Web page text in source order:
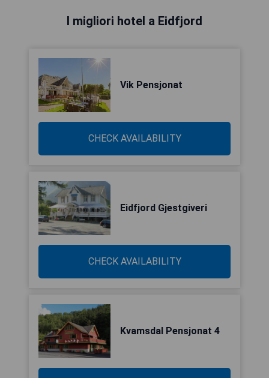
I migliori hotel a Eidfjord
Vik Pensjonat
CHECK AVAILABILITY
Eidfjord Gjestgiveri
CHECK AVAILABILITY
Kvamsdal Pensjonat 4